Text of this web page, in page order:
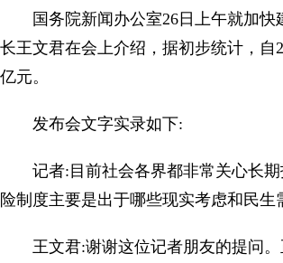
国务院新闻办公室26日上午就加
长王文君在会上介绍，据初步统计，
亿元。
发布会文字实录如下:
记者:目前社会各界都非常关心长
险制度主要是出于哪些现实考虑和民生
王文君:谢谢这位记者朋友的提问